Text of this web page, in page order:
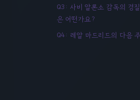
Q3: 사비 알론소 감독의 경
은 어떤가요?
Q4: 레알 마드리드의 다음